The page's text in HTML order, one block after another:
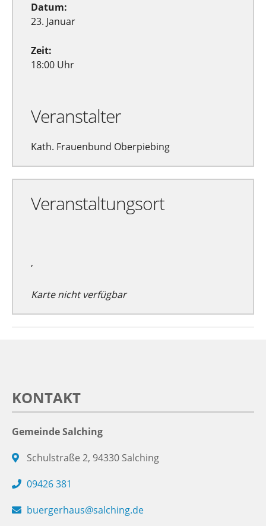
Datum:
23. Januar
Zeit:
18:00 Uhr
Veranstalter
Kath. Frauenbund Oberpiebing
Veranstaltungsort
,
Karte nicht verfügbar
KONTAKT
Gemeinde Salching
Schulstraße 2, 94330 Salching
09426 381
buergerhaus@salching.de